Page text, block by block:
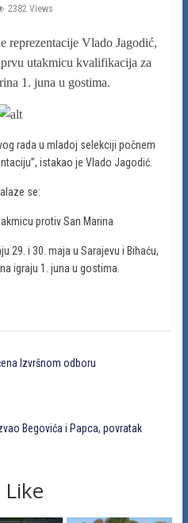
2382 Views
reprezentacije Vlado Jagodić,
utakmicu kvalifikacija za
1. juna u gostima.
rada u mladoj selekciji počnem
istakao je Vlado Jagodić.
se:
29. i 30. maja u Sarajevu i Bihaću,
igraju 1. juna u gostima.
Izvršnom odboru
Begovića i Papca, povratak